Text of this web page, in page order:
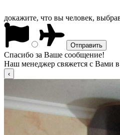
докажите, что вы человек,
Спасибо за Ваше сообщение!
Наш менеджер свяжется с Вами